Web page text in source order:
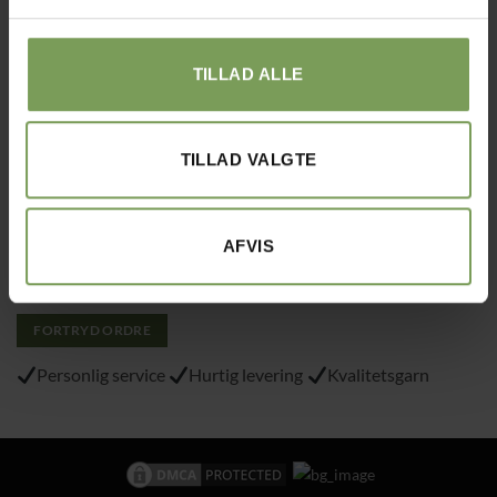
TILLAD ALLE
TILLAD VALGTE
AFVIS
Varemærke: “VA 2019 01362”
Handelsbetingelser
Cookie- og privatlivspolitik
FORTRYD ORDRE
Personlig service Hurtig levering Kvalitetsgarn